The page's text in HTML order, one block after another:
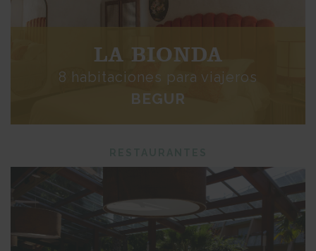
LA BIONDA
8 habitaciones para viajeros
BEGUR